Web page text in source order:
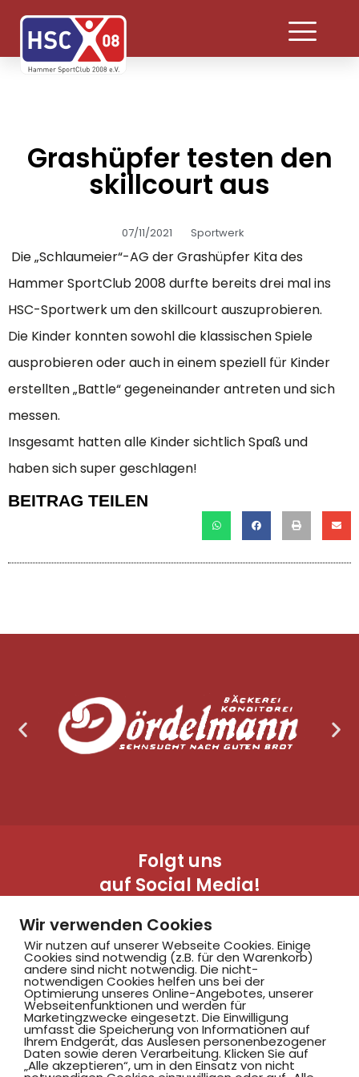
Grashüpfer testen den
skillcourt aus
07/11/2021 Sportwerk
Die „Schlaumeier“-AG der Grashüpfer Kita des
Hammer SportClub 2008 durfte bereits drei mal ins
HSC-Sportwerk um den skillcourt auszuprobieren.
Die Kinder konnten sowohl die klassischen Spiele
ausprobieren oder auch in einem speziell für Kinder
erstellten „Battle“ gegeneinander antreten und sich
messen.
Insgesamt hatten alle Kinder sichtlich Spaß und
haben sich super geschlagen!
BEITRAG TEILEN
Folgt uns
auf Social Media!
Hammer SportClub 2008
Am Südbad 9,
Wir verwenden Cookies
Wir nutzen auf unserer Webseite Cookies. Einige
Cookies sind notwendig (z.B. für den Warenkorb)
andere sind nicht notwendig. Die nicht-
notwendigen Cookies helfen uns bei der
Optimierung unseres Online-Angebotes, unserer
Webseitenfunktionen und werden für
Marketingzwecke eingesetzt. Die Einwilligung
umfasst die Speicherung von Informationen auf
Ihrem Endgerät, das Auslesen personenbezogener
Daten sowie deren Verarbeitung. Klicken Sie auf
„Alle akzeptieren“, um in den Einsatz von nicht